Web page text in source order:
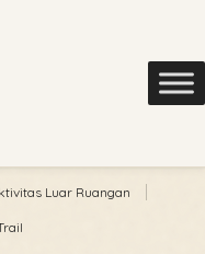
Luar Ruangan